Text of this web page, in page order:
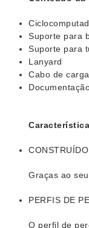
Suporte para
Suporte para
Lanyard
Cabo de
Graças ao
PERFIS DE
O perfil de